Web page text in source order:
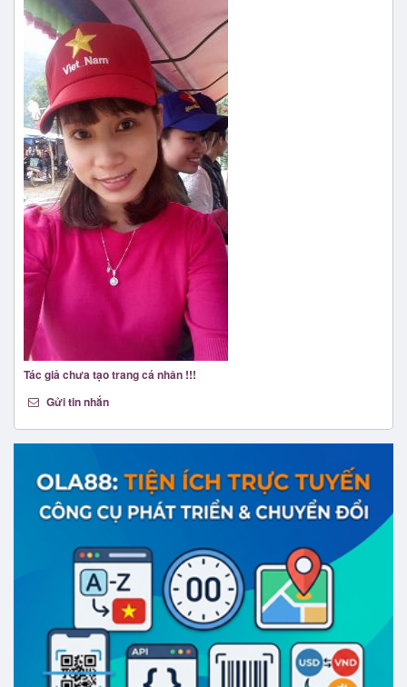
Tác giả chưa tạo trang cá nhân !!!
Gửi tin nhắn